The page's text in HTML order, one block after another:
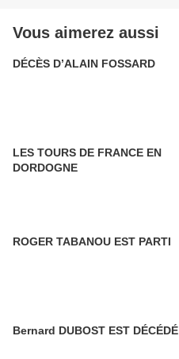
Vous aimerez aussi
DÉCÈS D’ALAIN FOSSARD
LES TOURS DE FRANCE EN
DORDOGNE
ROGER TABANOU EST PARTI
Bernard DUBOST EST DÉCÉDÉ